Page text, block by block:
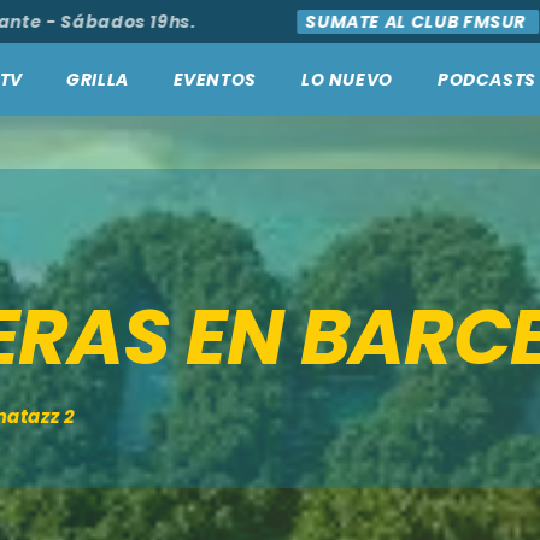
Sábados 19hs. SUMATE AL CLUB FMSUR
TV GRILLA EVENTOS LO NUEVO PODCASTS
EN
2